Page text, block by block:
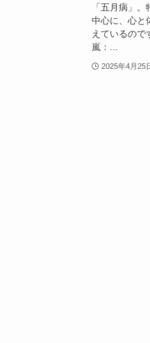
「五月病」
中心に、心と
えているので
嵐：...
2025年4月25